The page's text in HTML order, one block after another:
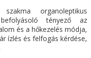
organoleptikus
tényező az
és a hőkezelés módja,
ízlés és felfogás kérdése,